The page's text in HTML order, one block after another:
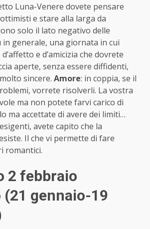
Luna-Venere dovete pensare
e stare alla larga da
solo il lato negativo delle
in generale, una giornata in cui
e d’amicizia che dovrete
aperte, senza essere diffidenti,
sincere. Amore: in coppia, se il
vorrete risolverli. La vostra
ma non potete farvi carico di
ma accettate di avere dei limiti…
avete capito che la
Il che vi permette di fare
romantici.
2 febbraio
gennaio-19